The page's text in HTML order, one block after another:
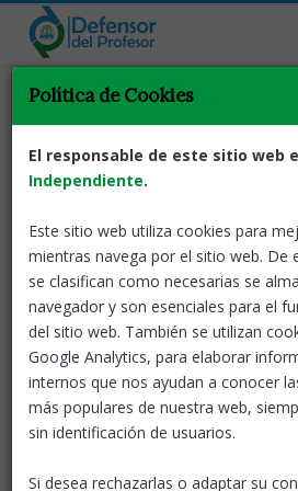
Resultado de la
Volver
deterioro emocional del
la sobrecarga burocrática y
recursos
Noticia destacada
ANPE-El defensor del
El servicio
prestado
2004
y ha
de 46.321
Política de Cookies
El responsable de este sitio web
Independiente.
Este sitio web utiliza cookies para
mientras navega por el sitio web. De
se clasifican como necesarias se
navegador y son esenciales para el
del sitio web. También se utilizan
Google Analytics, para elaborar
internos que nos ayudan a conocer
más populares de nuestra web,
sin identificación de usuarios.
Si desea rechazarlas o adaptar su